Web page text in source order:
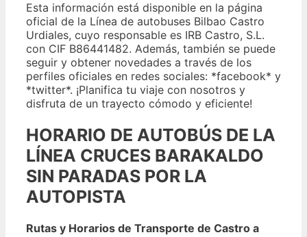
Esta información está disponible en la página
oficial de la Línea de autobuses Bilbao Castro
Urdiales, cuyo responsable es IRB Castro, S.L.
con CIF B86441482. Además, también se puede
seguir y obtener novedades a través de los
perfiles oficiales en redes sociales: *facebook* y
*twitter*. ¡Planifica tu viaje con nosotros y
disfruta de un trayecto cómodo y eficiente!
HORARIO DE AUTOBÚS DE LA
LÍNEA CRUCES BARAKALDO
SIN PARADAS POR LA
AUTOPISTA
Rutas y Horarios de Transporte de Castro a